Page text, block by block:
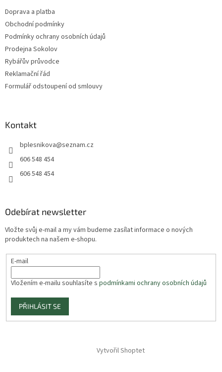
Doprava a platba
Obchodní podmínky
Podmínky ochrany osobních údajů
Prodejna Sokolov
Rybářův průvodce
Reklamační řád
Formulář odstoupení od smlouvy
Kontakt
bplesnikova@seznam.cz
606 548 454
606 548 454
Odebírat newsletter
Vložte svůj e-mail a my vám budeme zasílat informace o nových
produktech na našem e-shopu.
E-mail
Vložením e-mailu souhlasíte s podmínkami ochrany osobních údajů
PŘIHLÁSIT SE
Vytvořil Shoptet